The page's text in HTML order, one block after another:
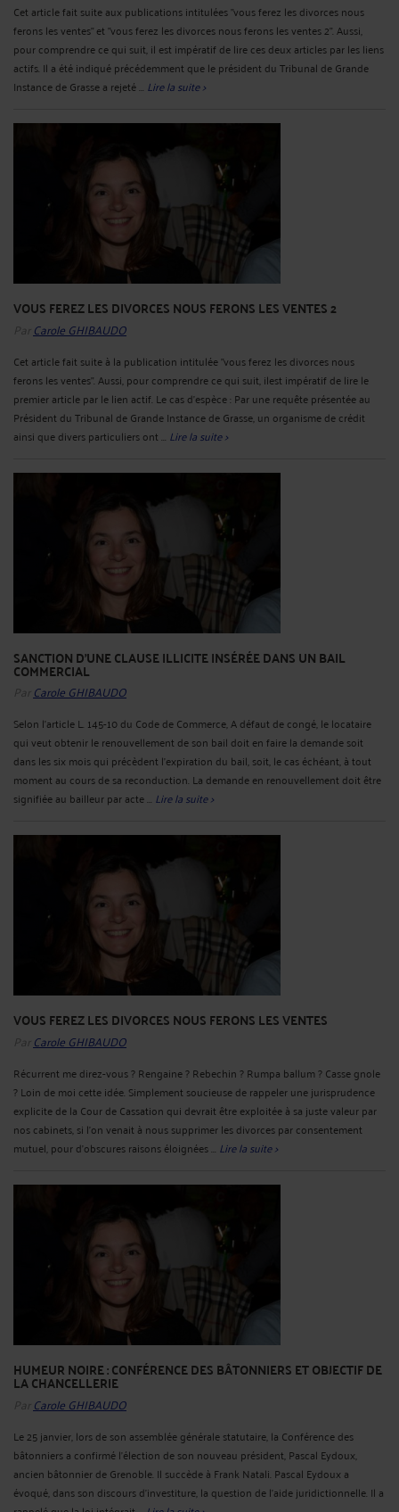
Cet article fait suite aux publications intitulées "vous ferez les divorces nous
ferons les ventes" et "vous ferez les divorces nous ferons les ventes 2". Aussi,
pour comprendre ce qui suit, il est impératif de lire ces deux articles par les liens
actifs. Il a été indiqué précédemment que le président du Tribunal de Grande
Instance de Grasse a rejeté ... Lire la suite >
VOUS FEREZ LES DIVORCES NOUS FERONS LES VENTES 2
Par Carole GHIBAUDO
Cet article fait suite à la publication intitulée "vous ferez les divorces nous
ferons les ventes". Aussi, pour comprendre ce qui suit, ilest impératif de lire le
premier article par le lien actif. Le cas d'espèce : Par une requête présentée au
Président du Tribunal de Grande Instance de Grasse, un organisme de crédit
ainsi que divers particuliers ont ... Lire la suite >
SANCTION D'UNE CLAUSE ILLICITE INSÉRÉE DANS UN BAIL
COMMERCIAL
Par Carole GHIBAUDO
Selon l'article L. 145-10 du Code de Commerce, A défaut de congé, le locataire
qui veut obtenir le renouvellement de son bail doit en faire la demande soit
dans les six mois qui précèdent l'expiration du bail, soit, le cas échéant, à tout
moment au cours de sa reconduction. La demande en renouvellement doit être
signifiée au bailleur par acte ... Lire la suite >
VOUS FEREZ LES DIVORCES NOUS FERONS LES VENTES
Par Carole GHIBAUDO
Récurrent me direz-vous ? Rengaine ? Rebechin ? Rumpa ballum ? Casse gnole
? Loin de moi cette idée. Simplement soucieuse de rappeler une jurisprudence
explicite de la Cour de Cassation qui devrait être exploitée à sa juste valeur par
nos cabinets, si l'on venait à nous supprimer les divorces par consentement
mutuel, pour d'obscures raisons éloignées ... Lire la suite >
HUMEUR NOIRE : CONFÉRENCE DES BÂTONNIERS ET OBJECTIF DE
LA CHANCELLERIE
Par Carole GHIBAUDO
Le 25 janvier, lors de son assemblée générale statutaire, la Conférence des
bâtonniers a confirmé l'élection de son nouveau président, Pascal Eydoux,
ancien bâtonnier de Grenoble. Il succède à Frank Natali. Pascal Eydoux a
évoqué, dans son discours d'investiture, la question de l'aide juridictionnelle. Il a